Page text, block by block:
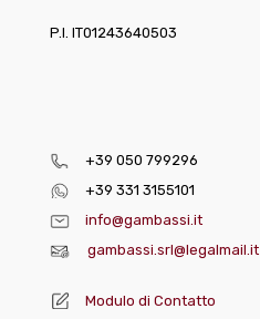
P.I. IT01243640503
+39 050 799296
+39 331 3155101
info@gambassi.it
gambassi.srl@legalmail.it
Modulo di Contatto